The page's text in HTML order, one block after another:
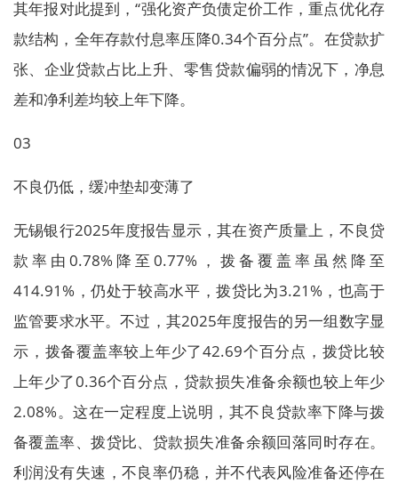
其年报对此提到，“强化资产负债定价工作，重点优化存
款结构，全年存款付息率压降0.34个百分点”。在贷款扩
张、企业贷款占比上升、零售贷款偏弱的情况下，净息
差和净利差均较上年下降。
03
不良仍低，缓冲垫却变薄了
无锡银行2025年度报告显示，其在资产质量上，不良贷
款率由0.78%降至0.77%，拨备覆盖率虽然降至
414.91%，仍处于较高水平，拨贷比为3.21%，也高于
监管要求水平。不过，其2025年度报告的另一组数字显
示，拨备覆盖率较上年少了42.69个百分点，拨贷比较
上年少了0.36个百分点，贷款损失准备余额也较上年少
2.08%。这在一定程度上说明，其不良贷款率下降与拨
备覆盖率、拨贷比、贷款损失准备余额回落同时存在。
利润没有失速，不良率仍稳，并不代表风险准备还停在